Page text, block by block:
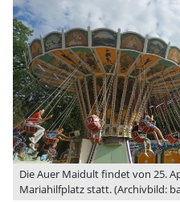
Die Auer Maidult findet von 25.
Mariahilfplatz statt. (Archivbild: